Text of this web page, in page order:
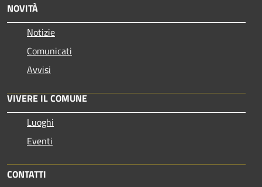
NOVITÀ
Notizie
Comunicati
Avvisi
VIVERE IL COMUNE
Luoghi
Eventi
CONTATTI